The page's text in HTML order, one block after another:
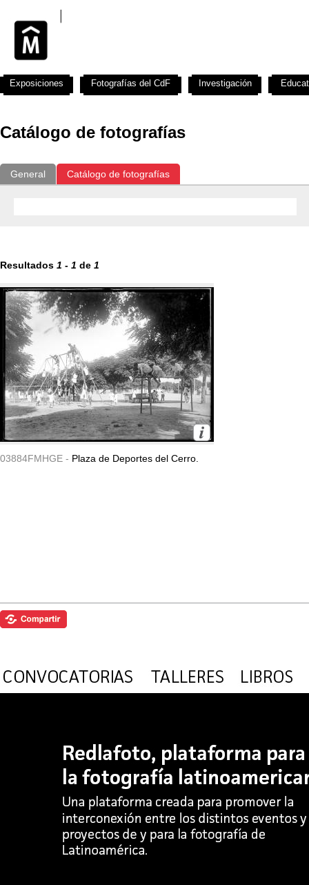
Catálogo de fotografías
General Catálogo de fotografías
Resultados 1 - 1 de 1
03884FMHGE - Plaza de Deportes del Cerro.
Exposiciones Fotografías del CdF Investigación